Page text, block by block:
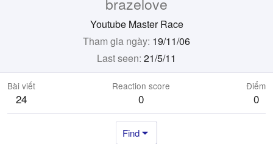
Youtube Master Race
Tham gia ngày 19/11/06
Last seen 21/5/11
Bài viết
24
Reaction score
0
Điểm
0
Find